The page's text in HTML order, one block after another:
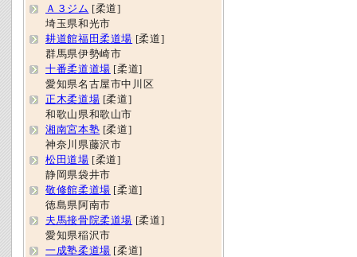
Ａ３ジム [柔道]
埼玉県和光市
耕道館福田柔道場 [柔道]
群馬県伊勢崎市
十番柔道道場 [柔道]
愛知県名古屋市中川区
正木柔道場 [柔道]
和歌山県和歌山市
湘南宮本塾 [柔道]
神奈川県藤沢市
松田道場 [柔道]
静岡県袋井市
敬修館柔道場 [柔道]
徳島県阿南市
夫馬接骨院柔道場 [柔道]
愛知県稲沢市
一成塾柔道場 [柔道]